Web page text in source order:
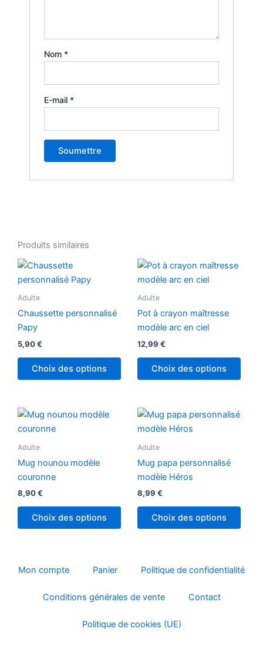
Nom *
E-mail *
Produits similaires
Adulte
Chaussette personnalisé
Papy
5,90€
Choix des options
produit
plusieurs
variations.
options
être
page
produit
Adulte
Pot à crayon maîtresse
modèle arc en ciel
12,99 €
Choix des options
Adulte
Mug nounou modèle
couronne
8,90€
Choix des options
Adulte
Mug papa personnalisé
modèle Héros
8,99 €
Choix des options
Mon compte Panier Politique de confidentialité
Conditions générales de vente Contact
Politique de cookies (UE)